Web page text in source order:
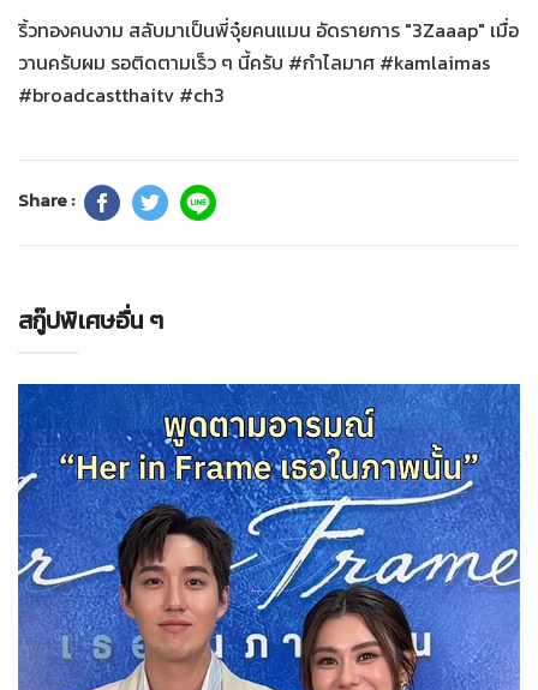
ริ้วทองคนงาม สลับมาเป็นพี่จุ๋ยคนแมน อัดรายการ "3Zaaap" เมื่อ
วานครับผม รอติดตามเร็ว ๆ นี้ครับ #กำไลมาศ #kamlaimas
#broadcastthaitv #ch3
Share :
สกู๊ปพิเศษอื่น ๆ